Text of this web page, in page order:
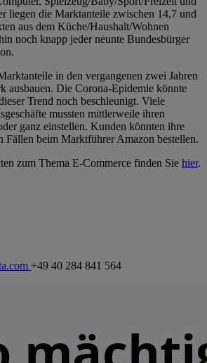
liegen die Marktanteile zwischen 14,7 und
aus dem Küche/Haushalt/Wohnen
noch knapp jeder neunte Bundesbürger
in den vergangenen zwei Jahren
ausbauen. Die Corona-Epidemie könnte
Trend noch beschleunigt. Viele
mussten mittlerweile ihren
ganz einstellen. Kunden könnten ihre
Fällen beim Marktführer Amazon bestellen.
zum Thema E-Commerce finden Sie hier.
+49 40 284 841 564